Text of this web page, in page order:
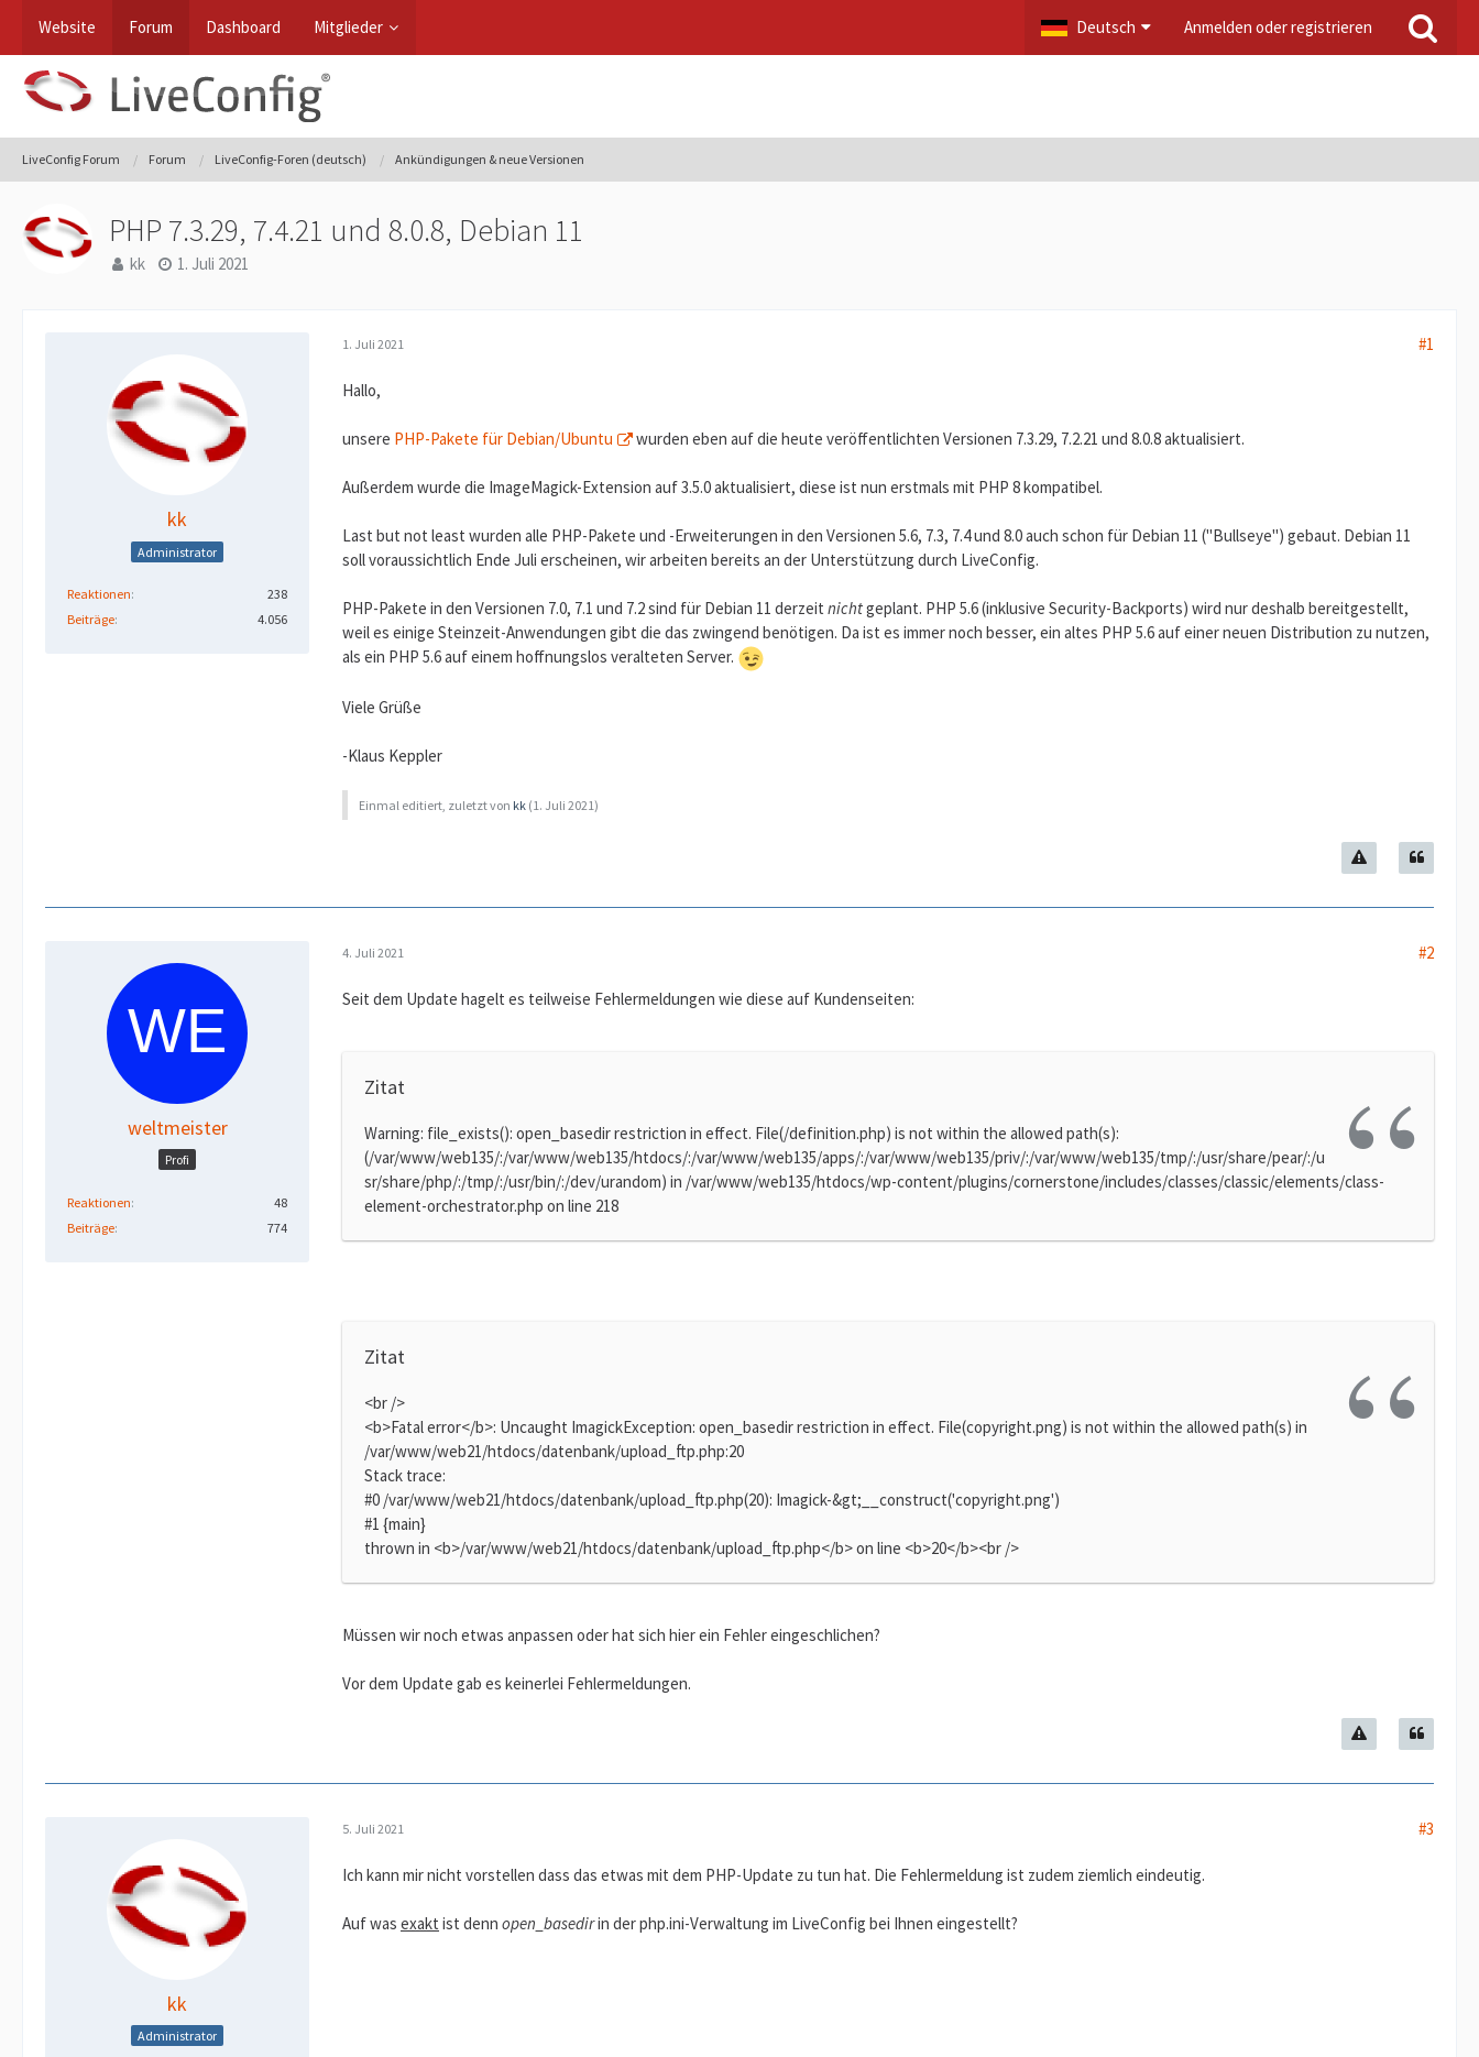
Website Forum Dashboard Mitglieder Deutsch Anmelden oder registrieren
LiveConfig Forum Forum LiveConfig-Foren (deutsch) Ankündigungen & neue Versionen
PHP 7.3.29, 7.4.21 und 8.0.8, Debian 11
kk 1. Juli 2021
kk
Administrator
Reaktionen
238
Beiträge
4.056
1. Juli 2021 #1
Hallo,
unsere PHP-Pakete für Debian/Ubuntu wurden eben auf die heute veröffentlichten Versionen 7.3.29, 7.2.21 und 8.0.8 aktualisiert.
Außerdem wurde die ImageMagick-Extension auf 3.5.0 aktualisiert, diese ist nun erstmals mit PHP 8 kompatibel.
Last but not least wurden alle PHP-Pakete und -Erweiterungen in den Versionen 5.6, 7.3, 7.4 und 8.0 auch schon für Debian 11 ("Bullseye") gebaut. Debian 11
soll voraussichtlich Ende Juli erscheinen, wir arbeiten bereits an der Unterstützung durch LiveConfig.
PHP-Pakete in den Versionen 7.0, 7.1 und 7.2 sind für Debian 11 derzeit nichtgeplant. PHP 5.6 (inklusive Security-Backports) wird nur deshalb bereitgestellt,
weil es einige Steinzeit-Anwendungen gibt die das zwingend benötigen. Da ist es immer noch besser, ein altes PHP 5.6 auf einer neuen Distribution zu nutzen,
als ein PHP 5.6 auf einem hoffnungslos veralteten Server.
Viele Grüße
-Klaus Keppler
Einmal editiert, zuletzt von kk (1. Juli 2021)
weltmeister
Profi
Reaktionen
48
Beiträge
774
4. Juli 2021 #2
Seit dem Update hagelt es teilweise Fehlermeldungen wie diese auf Kundenseiten:
Zitat
Warning: file_exists(): open_basedir restriction in effect. File(/definition.php) is not within the allowed path(s):
(/var/www/web135/:/var/www/web135/htdocs/:/var/www/web135/apps/:/var/www/web135/priv/:/var/www/web135/tmp/:/usr/share/pear/:/u
sr/share/php/:/tmp/:/usr/bin/:/dev/urandom) in /var/www/web135/htdocs/wp-content/plugins/cornerstone/includes/classes/classic/elements/class-
element-orchestrator.php on line 218
Zitat
<br />
<b>Fatal error</b>: Uncaught ImagickException: open_basedir restriction in effect. File(copyright.png) is not within the allowed path(s) in
/var/www/web21/htdocs/datenbank/upload_ftp.php:20
Stack trace:
#0 /var/www/web21/htdocs/datenbank/upload_ftp.php(20): Imagick-&gt;__construct('copyright.png')
#1 {main}
thrown in <b>/var/www/web21/htdocs/datenbank/upload_ftp.php</b> on line <b>20</b><br />
Müssen wir noch etwas anpassen oder hat sich hier ein Fehler eingeschlichen?
Vor dem Update gab es keinerlei Fehlermeldungen.
kk
Administrator
5. Juli 2021 #3
Ich kann mir nicht vorstellen dass das etwas mit dem PHP-Update zu tun hat. Die Fehlermeldung ist zudem ziemlich eindeutig.
Auf was exakt ist denn open_basedirin der php.ini-Verwaltung im LiveConfig bei Ihnen eingestellt?